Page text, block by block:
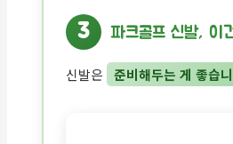
3 파크골프 신발, 이
신발은 준비해두는 게 좋습